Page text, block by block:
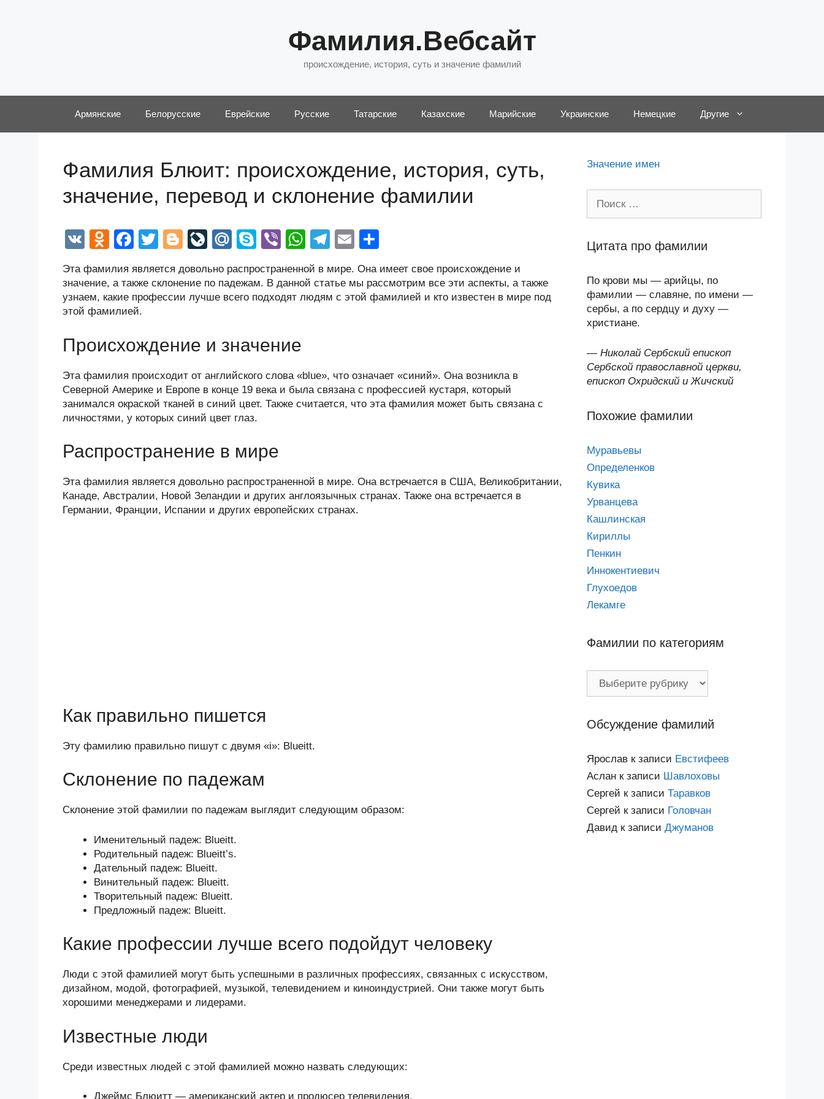
Фамилия.Вебсайт
происхождение, история, суть и значение фамилий
Армянские Белорусские Еврейские Русские Татарские Казахские Марийские Украинские Немецкие Другие
Фамилия Блюит: происхождение, история, суть,
значение, перевод и склонение фамилии
V
O
n
o
kl
a
ss
ni
ki
F
c
e
b
o
o
k
T
tt
er
Bl
g
g
Li
e
J
ur
n
al
M
.R
u
S
p
e
Vi
er
W
h
at
s
T
e
gr
E
ail р
а
Эта фамилия является довольно распространенной в мире. Она имеет свое происхождение и
значение, а также склонение по падежам. В данной статье мы рассмотрим все эти аспекты, а также
узнаем, какие профессии лучше всего подходят людям с этой фамилией и кто известен в мире под
этой фамилией.
Происхождение и значение
Эта фамилия происходит от английского слова «blue», что означает «синий». Она возникла в
Северной Америке и Европе в конце 19 века и была связана с профессией кустаря, который
занимался окраской тканей в синий цвет. Также считается, что эта фамилия может быть связана с
личностями, у которых синий цвет глаз.
Распространение в мире
Эта фамилия является довольно распространенной в мире. Она встречается в США, Великобритании,
Канаде, Австралии, Новой Зеландии и других англоязычных странах. Также она встречается в
Германии, Франции, Испании и других европейских странах.
Как правильно пишется
Эту фамилию правильно пишут с двумя «i»: Blueitt.
Склонение по падежам
Склонение этой фамилии по падежам выглядит следующим образом:
Именительный падеж: Blueitt.
Родительный падеж: Blueitt’s.
Дательный падеж: Blueitt.
Винительный падеж: Blueitt.
Творительный падеж: Blueitt.
Предложный падеж: Blueitt.
Какие профессии лучше всего подойдут человеку
Люди с этой фамилией могут быть успешными в различных профессиях, связанных с искусством,
дизайном, модой, фотографией, музыкой, телевидением и киноиндустрией. Они также могут быть
хорошими менеджерами и лидерами.
Известные люди
Среди известных людей с этой фамилией можно назвать следующих:
Джеймс Блюитт — американский актер и продюсер телевидения.
Значение имен
Цитата про фамилии
По крови мы — арийцы, по
фамилии — славяне, по имени —
сербы, а по сердцу и духу —
христиане.
— Николай Сербский епископ
Сербской православной церкви,
епископ Охридский и Жичский
Похожие фамилии
Муравьевы
Определенков
Кувика
Урванцева
Кашлинская
Кириллы
Пенкин
Иннокентиевич
Глухоедов
Лекамге
Фамилии по категориям
Обсуждение фамилий
Ярослав к записи Евстифеев
Аслан к записи Шавлоховы
Сергей к записи Таравков
Сергей к записи Головчан
Давид к записи Джуманов